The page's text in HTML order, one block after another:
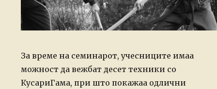
За време на семинарот, учесниците имаа
можност да вежбaт десет техники со
КусариГама, при што покажаа одлични